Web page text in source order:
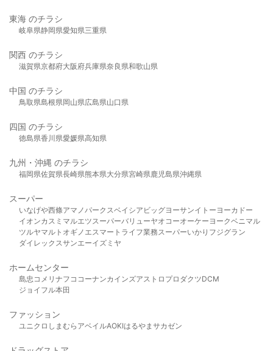
東海 のチラシ
岐阜県静岡県愛知県三重県
関西 のチラシ
滋賀県京都府大阪府兵庫県奈良県和歌山県
中国 のチラシ
鳥取県島根県岡山県広島県山口県
四国 のチラシ
徳島県香川県愛媛県高知県
九州・沖縄 のチラシ
福岡県佐賀県長崎県熊本県大分県宮崎県鹿児島県沖縄県
スーパー
いなげや西條アマノパークスベイシア ビッグヨーサンイトーヨーカドー
イオンカスミ マルエツスーパーバリューヤオコーオーケー ヨークベニマル
ツルヤマルト オギノ エスマート ライフ業務スーパーいかり フジグラン
ダイレックスサンエーイズミヤ
ホームセンター
島忠 コメリ ナフコ コーナンカインズアストロプロダクツDCM
ジョイフル本田
ファッション
ユニクロ しまむら アベイルAOKIはるやま サカゼン